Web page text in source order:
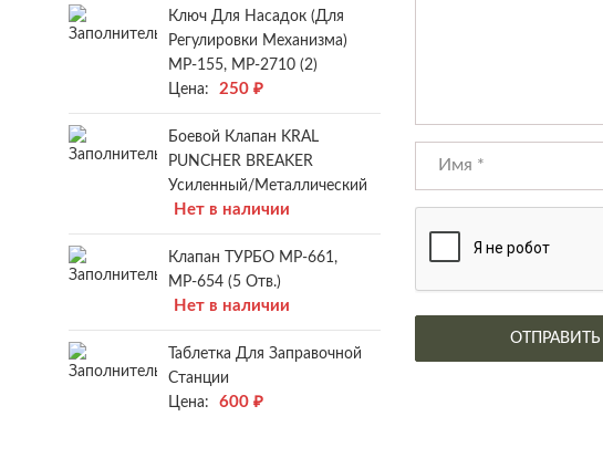
Ключ Для Насадок (для
Регулировки Механизма)
МР-155, МР-2710 (2)
Цена:
250 ₽
Боевой Клапан KRAL
PUNCHER BREAKER
Усиленный/металлический
Нет в наличии
Клапан ТУРБО МР-661,
МР-654 (5 Отв.)
Нет в наличии
Таблетка Для Заправочной
Станции
Цена:
600 ₽